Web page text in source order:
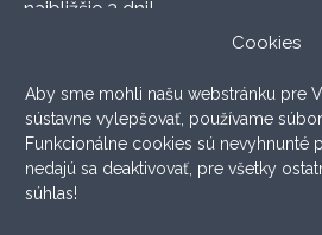
Cookies
Aby sme mohli našu webstránku pre
sústavne vylepšovať, používame
Funkcionálne cookies sú nevyhnunté
nedajú sa deaktivovať, pre všetky
súhlas!
najbližšie 3 dni!
Graficky
množstvom možných nastavení.
WINDFINDER–Lokálna
väčšinou aj sedí.